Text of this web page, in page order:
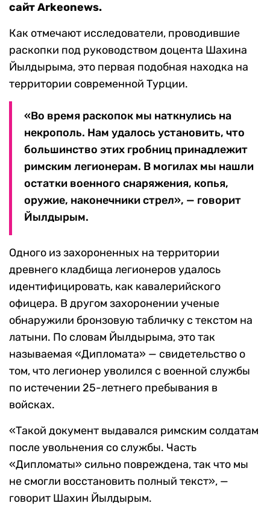
сайт Arkeonews.
Как отмечают исследователи, проводившие
раскопки под руководством доцента Шахина
Йылдырыма, это первая подобная находка на
территории современной Турции.
«Во время раскопок мы наткнулись на
некрополь. Нам удалось установить, что
большинство этих гробниц принадлежит
римским легионерам. В могилах мы нашли
остатки военного снаряжения, копья,
оружие, наконечники стрел», — говорит
Йылдырым.
Одного из захороненных на территории
древнего кладбища легионеров удалось
идентифицировать, как кавалерийского
офицера. В другом захоронении ученые
обнаружили бронзовую табличку с текстом на
латыни. По словам Йылдырыма, это так
называемая «Дипломата» — свидетельство о
том, что легионер уволился с военной службы
по истечении 25-летнего пребывания в
войсках.
«Такой документ выдавался римским солдатам
после увольнения со службы. Часть
«Дипломаты» сильно повреждена, так что мы
не смогли восстановить полный текст», —
говорит Шахин Йылдырым.